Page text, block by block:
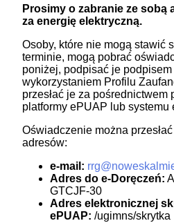
Prosimy o zabranie ze sobą
za energię elektryczną.
Osoby, które nie mogą stawić
terminie, mogą pobrać
poniżej, podpisać je
wykorzystaniem Profilu
przesłać je za pośrednictwem
platformy ePUAP lub systemu
Oświadczenie można
adresów:
e-mail:
Adres do e-Doręczeń:
GTCJF-30
Adres elektronicznej
ePUAP: /ugimns/skrytka